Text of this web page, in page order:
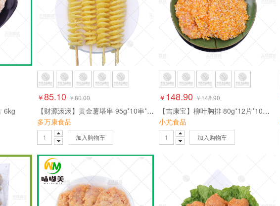
双鼎 海暘 大虞
确定 取消
6kg
￥85.10 ￥80.00
【财源滚滚】黄金薯塔串 95g*10串*5包 4.75kg
多万康食品
加入购物车
￥ 148.90 ￥148.90
【吉康宝】柳叶胸排 80g*12片*10包 9.6kg
小尤食品
加入购物车